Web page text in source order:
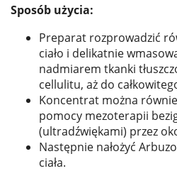
Sposób użycia:
Preparat rozprowadzić
ciało i delikatnie
nadmiarem tkanki
cellulitu, aż do
Koncentrat można
pomocy mezoterapii
(ultradźwiękami) przez
Następnie nałożyć
ciała.